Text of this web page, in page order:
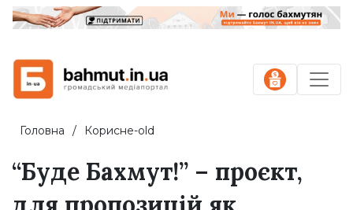
Головна Корисне-old
“Буде Бахмут!” – проєкт,